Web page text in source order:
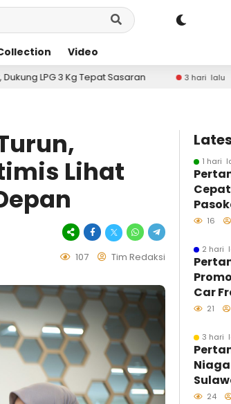
Video
3 hari lalu
Pertamina Patra Niaga
Lihat
107 Tim Redaksi
1 hari
16
2 hari
Car
LPG
21
3 hari
24